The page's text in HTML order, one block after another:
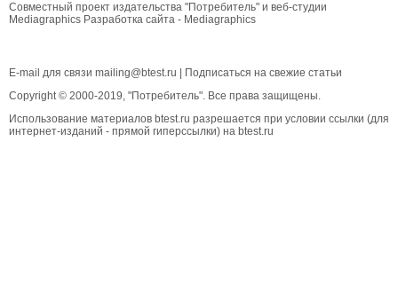
Совместный проект издательства "Потребитель" и веб-студии
Mediagraphics Разработка сайта - Mediagraphics
E-mail для связи mailing@btest.ru
Подписаться на свежие статьи
Copyright © 2000-2019, "Потребитель". Все права защищены.
Использование материалов btest.ru разрешается при условии ссылки (для
интернет-изданий - прямой гиперссылки) на btest.ru